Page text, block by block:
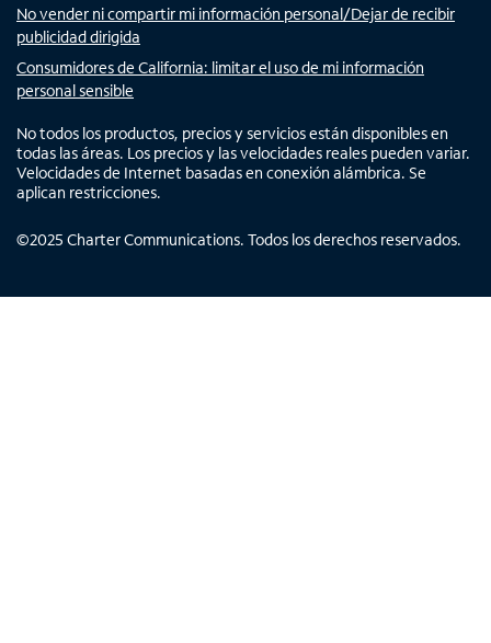
No vender ni compartir mi información personal/Dejar de recibir
publicidad dirigida
Consumidores de California: limitar el uso de mi información
personal sensible
No todos los productos, precios y servicios están disponibles en
todas las áreas. Los precios y las velocidades reales pueden variar.
Velocidades de Internet basadas en conexión alámbrica. Se
aplican restricciones.
©2025 Charter Communications. Todos los derechos reservados.